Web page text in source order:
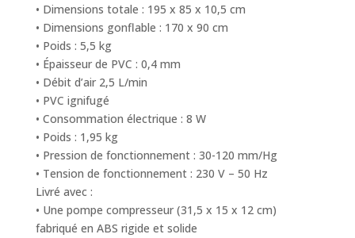
• Dimensions totale : 195 x 85 x 10,5 cm
• Dimensions gonflable : 170 x 90 cm
• Poids : 5,5 kg
• Épaisseur de PVC : 0,4 mm
• Débit d’air 2,5 L/min
• PVC ignifugé
• Consommation électrique : 8 W
• Poids : 1,95 kg
• Pression de fonctionnement : 30-120 mm/Hg
• Tension de fonctionnement : 230 V – 50 Hz
Livré avec :
• Une pompe compresseur (31,5 x 15 x 12 cm)
fabriqué en ABS rigide et solide